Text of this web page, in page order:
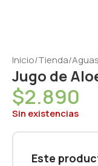
Inicio/Tienda/
Jugo de
$2.890
Sin existencias
Este